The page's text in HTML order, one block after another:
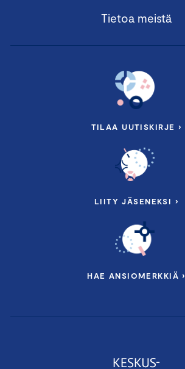
Tietoa meistä
TILAA UUTISKIRJE ›
LIITY JÄSENEKSI ›
HAE ANSIOMERKKIÄ ›